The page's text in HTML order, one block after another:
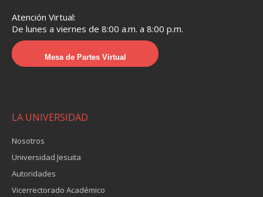
Atención Virtual:
De lunes a viernes de 8:00 a.m. a 8:00 p.m.
Mesa de Partes Virtual
LA UNIVERSIDAD
Nosotros
Universidad Jesuita
Autoridades
Vicerrectorado Académico